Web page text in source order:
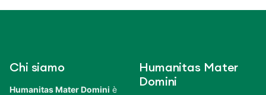
Chi siamo
Humanitas Mater Domini è
Humanitas Mater
Domini